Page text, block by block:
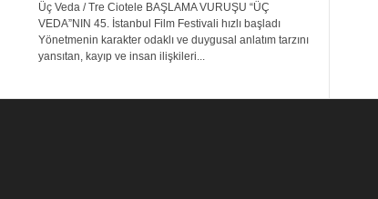
Üç Veda / Tre Ciotele BAŞLAMA VURUŞU “ÜÇ
VEDA”NIN 45. İstanbul Film Festivali hızlı başladı
Yönetmenin karakter odaklı ve duygusal anlatım tarzını
yansıtan, kayıp ve insan ilişkileri...